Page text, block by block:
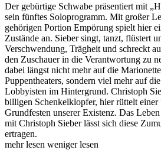
Der gebürtige Schwabe präsentiert mit
sein fünftes Soloprogramm. Mit großer
gehörigen Portion Empörung spielt hier
Zustände an. Sieber singt, tanzt, flüstert
Verschwendung, Trägheit und schreckt
den Zuschauer in die Verantwortung zu
dabei längst nicht mehr auf die
Puppentheaters, sondern viel mehr auf
Lobbyisten im Hintergrund. Christoph
billigen Schenkelklopfer, hier rüttelt einer
Grundfesten unserer Existenz. Das
mit Christoph Sieber lässt sich diese
ertragen.
mehr lesen weniger lesen